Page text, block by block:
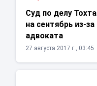
Суд по делу
на сентябрь из-
адвоката
27 августа 2017 г., 03:45